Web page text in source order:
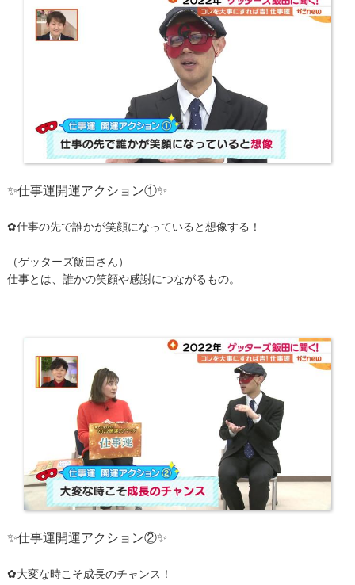
✨仕事運開運アクション①✨
✿仕事の先で誰かが笑顔になっていると想像する！
（ゲッターズ飯田さん）
仕事とは、誰かの笑顔や感謝につながるもの。
✨仕事運開運アクション②✨
✿大変な時こそ成長のチャンス！